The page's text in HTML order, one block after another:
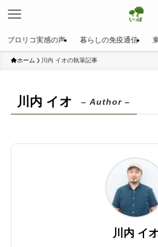
ブロリコ実感の声 暮らしの免疫通信
ホーム 川内 イオの執筆記事
川内 イオ – Author –
川内 イオ